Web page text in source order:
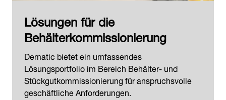
Lösungen für die
Behälterkommissionierung
Dematic bietet ein umfassendes
Lösungsportfolio im Bereich Behälter- und
Stückgutkommissionierung für anspruchsvolle
geschäftliche Anforderungen.